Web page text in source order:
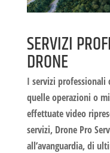
SERVIZI
DRONE
I servizi professionali
quelle operazioni o
effettuatevideo
servizi, Drone Pro
all’avanguardia, di